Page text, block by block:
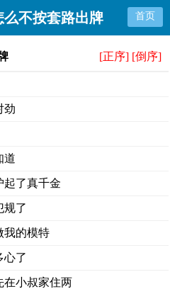
不按套路出牌 首页
[正序] [倒序]
劲
道
起了真千金
规了
我的模特
心了
在小叔家住两